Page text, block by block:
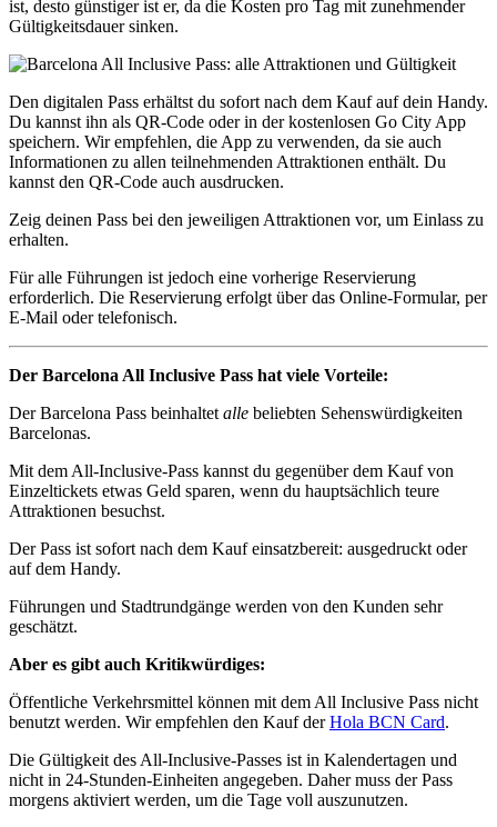
ist, desto günstiger ist er, da die Kosten pro Tag mit zunehmender
Gültigkeitsdauer sinken.
Den digitalen Pass erhältst du sofort nach dem Kauf auf dein Handy.
Du kannst ihn als QR-Code oder in der kostenlosen Go City App
speichern. Wir empfehlen, die App zu verwenden, da sie auch
Informationen zu allen teilnehmenden Attraktionen enthält. Du
kannst den QR-Code auch ausdrucken.
Zeig deinen Pass bei den jeweiligen Attraktionen vor, um Einlass zu
erhalten.
Für alle Führungen ist jedoch eine vorherige Reservierung
erforderlich. Die Reservierung erfolgt über das Online-Formular, per
E-Mail oder telefonisch.
Der Barcelona All Inclusive Pass hat viele Vorteile:
Der Barcelona Pass beinhaltet alle beliebten Sehenswürdigkeiten
Barcelonas.
Mit dem All-Inclusive-Pass kannst du gegenüber dem Kauf von
Einzeltickets etwas Geld sparen, wenn du hauptsächlich teure
Attraktionen besuchst.
Der Pass ist sofort nach dem Kauf einsatzbereit: ausgedruckt oder
auf dem Handy.
Führungen und Stadtrundgänge werden von den Kunden sehr
geschätzt.
Aber es gibt auch Kritikwürdiges:
Öffentliche Verkehrsmittel können mit dem All Inclusive Pass nicht
benutzt werden. Wir empfehlen den Kauf derHola BCN Card.
Die Gültigkeit des All-Inclusive-Passes ist in Kalendertagen und
nicht in 24-Stunden-Einheiten angegeben. Daher muss der Pass
morgens aktiviert werden, um die Tage voll auszunutzen.